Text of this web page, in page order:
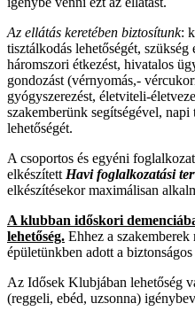
Az ellátás keretében biztosítunk:
tisztálkodás lehetőségét, szükség
háromszori étkezést, hivatalos
gondozást (vérnyomás,-
gyógyszerezést, életviteli-
szakemberünk segítségével,
lehetőségét.
A csoportos és egyéni
elkészített Havi foglalkozatási
elkészítésekor maximálisan
A klubban időskori
lehetőség. Ehhez a szakemberek
épületünkben adott a
Az Idősek Klubjában lehetőség
(reggeli, ebéd, uzsonna)